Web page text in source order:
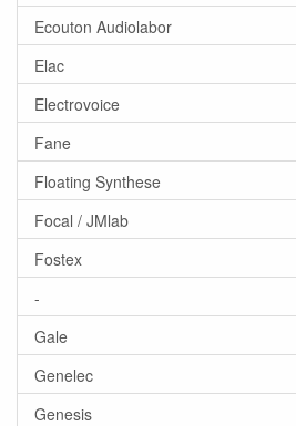
Ecouton Audiolabor
Elac
Electrovoice
Fane
Floating Synthese
Focal / JMlab
Fostex
-
Gale
Genelec
Genesis